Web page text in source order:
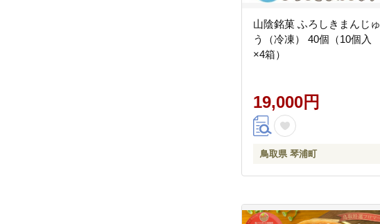
山陰銘菓 ふろしきまんじゅ
う（冷凍） 40個（10個入
×4箱）
19,000円
鳥取県 琴浦町